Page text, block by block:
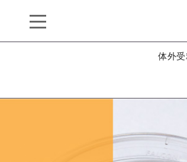
体外